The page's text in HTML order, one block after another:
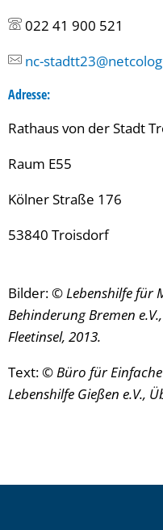
022 41 900 521
nc-
Adresse:
Rathaus von der Stadt
Raum E55
Kölner Straße 176
53840 Troisdorf
Bilder:© Lebenshilfe für
Behinderung Bremen
Fleetinsel, 2013.
Text:© Büro für
Lebenshilfe Gießen e.V.,